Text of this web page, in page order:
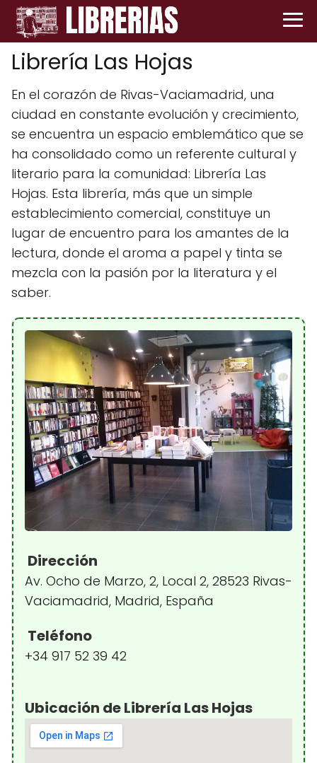
Librería Las Hojas
En el corazón de Rivas-Vaciamadrid, una
ciudad en constante evolución y crecimiento,
se encuentra un espacio emblemático que se
ha consolidado como un referente cultural y
literario para la comunidad: Librería Las
Hojas. Esta librería, más que un simple
establecimiento comercial, constituye un
lugar de encuentro para los amantes de la
lectura, donde el aroma a papel y tinta se
mezcla con la pasión por la literatura y el
saber.
Dirección
Av. Ocho de Marzo, 2, Local 2, 28523 Rivas-
Vaciamadrid, Madrid, España
Teléfono
+34 917 52 39 42
Ubicación de Librería Las Hojas